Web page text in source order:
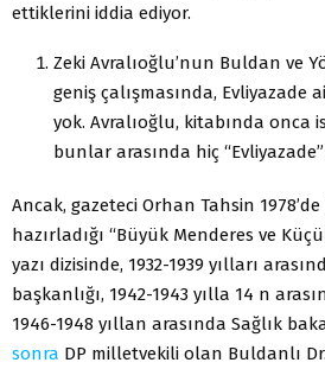
ettiklerini iddia ediyor.
Zeki Avralıoğlu’nun Buldan ve
geniş çalışmasında, Evliyazade
yok. Avralıoğlu, kitabında onca
bunlar arasında hiç “Evliyazade”
Ancak, gazeteci Orhan Tahsin
hazırladığı “Büyük Menderes ve
yazı dizisinde, 1932-1939 yılları
başkanlığı, 1942-1943 yılla 14 n
1946-1948 yıllan arasında Sağlık
sonra DP milletvekili olan Buldanlı